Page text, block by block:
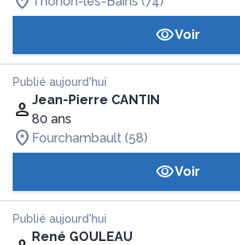
Voir
Publié aujourd'hui
Jean-Pierre CANTIN
80 ans
Fourchambault (58)
Voir
Publié aujourd'hui
René GOULEAU